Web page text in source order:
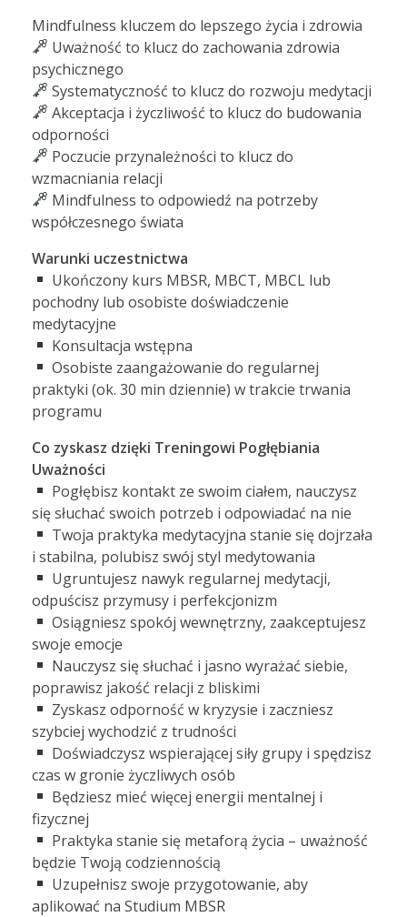
Mindfulness kluczem do lepszego życia i zdrowia
Uważność to klucz do zachowania zdrowia
psychicznego
Systematyczność to klucz do rozwoju medytacji
Akceptacja i życzliwość to klucz do budowania
odporności
Poczucie przynależności to klucz do
wzmacniania relacji
Mindfulness to odpowiedź na potrzeby
współczesnego świata
Warunki uczestnictwa
Ukończony kurs MBSR, MBCT, MBCL lub
pochodny lub osobiste doświadczenie
medytacyjne
Konsultacja wstępna
Osobiste zaangażowanie do regularnej
praktyki (ok. 30 min dziennie) w trakcie trwania
programu
Co zyskasz dzięki Treningowi Pogłębiania
Uważności
Pogłębisz kontakt ze swoim ciałem, nauczysz
się słuchać swoich potrzeb i odpowiadać na nie
Twoja praktyka medytacyjna stanie się dojrzała
i stabilna, polubisz swój styl medytowania
Ugruntujesz nawyk regularnej medytacji,
odpuścisz przymusy i perfekcjonizm
Osiągniesz spokój wewnętrzny, zaakceptujesz
swoje emocje
Nauczysz się słuchać i jasno wyrażać siebie,
poprawisz jakość relacji z bliskimi
Zyskasz odporność w kryzysie i zaczniesz
szybciej wychodzić z trudności
Doświadczysz wspierającej siły grupy i spędzisz
czas w gronie życzliwych osób
Będziesz mieć więcej energii mentalnej i
fizycznej
Praktyka stanie się metaforą życia – uważność
będzie Twoją codziennością
Uzupełnisz swoje przygotowanie, aby
aplikować na Studium MBSR